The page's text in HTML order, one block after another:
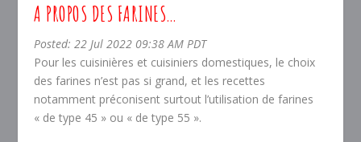
A PROPOS DES FARINES…
Posted: 22 Jul 2022 09:38 AM PDT
Pour les cuisinières et cuisiniers domestiques, le choix
des farines n’est pas si grand, et les recettes
notamment préconisent surtout l’utilisation de farines
« de type 45 » ou « de type 55 ».